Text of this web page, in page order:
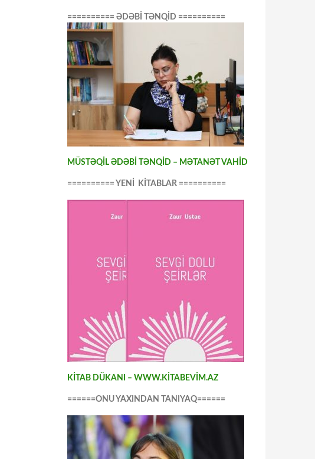
========== ƏDƏBİ TƏNQİD ==========
MÜSTƏQİL ƏDƏBİ TƏNQİD – MƏTANƏT VAHİD
========== YENİ KİTABLAR ==========
KİTAB DÜKANI – WWW.KİTABEVİM.AZ
======ONU YAXINDAN TANIYAQ======